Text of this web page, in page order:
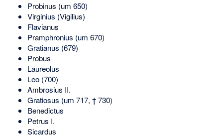
Probinus (um 650)
Virginius (Vigilius)
Flavianus
Pramphronius (um 670)
Gratianus (679)
Probus
Laureolus
Leo (700)
Ambrosius II.
Gratiosus (um 717, † 730)
Benedictus
Petrus I.
Sicardus